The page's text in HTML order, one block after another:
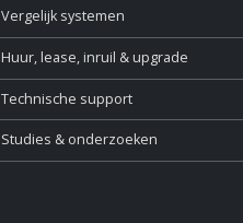
Vergelijk systemen
Huur, lease, inruil & upgrade
Technische support
Studies & onderzoeken